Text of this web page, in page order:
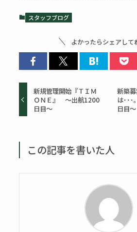
スタッフブログ
よかったらシェアして
新規管理開始『ＴＩＭ
ＯＮＥ』 ～出航1200
日目～
新築
は･･
日目～
この記事を書いた人